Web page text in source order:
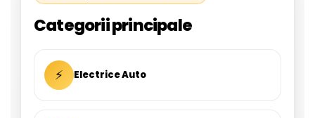
Categorii principale
⚡ Electrice Auto